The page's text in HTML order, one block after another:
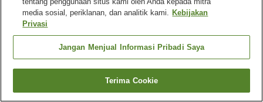
Wi-Fi
Tempat parkir
Mata air panas di dalam
gedung
Mandi jet
Beranda Jepang Kanagawa
Kota Hakone
Hakone Forest of Verde
Cari kamar
media sosial, periklanan, dan analitik kami. Kebijakan
Privasi
Jangan Menjual Informasi Pribadi Saya
Terima Cookie